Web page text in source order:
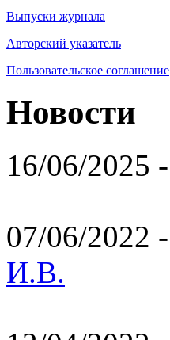
Выпуски журнала
Авторский указатель
Пользовательское соглашение
Новости
16/06/2025 -
07/06/2022 -
И.В.